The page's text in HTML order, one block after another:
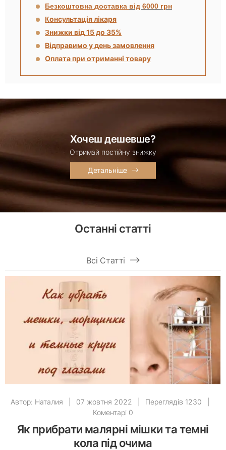
Безкоштовна доставка від 6000 грн
Консультація лікаря
Знижки від 15 до 35%
Відправимо у день замовлення
Оплата при отриманні товару
Хочеш дешевше?
Отримай постійну знижку
Детальніше
Останні статті
Всі Статті
Автор: Наталия 07 жовтня 2022 Переглядів 1230
Коментарі 0
Як прибрати малярні мішки та темні
кола під очима